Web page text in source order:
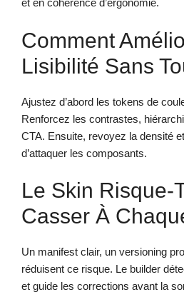
et en cohérence d’ergonomie.
Comment
Lisibilité Sans
Ajustez d’abord les tokens de
Renforcez les contrastes,
CTA. Ensuite, revoyez la densité
d’attaquer les composants.
Le Skin Risque-
Casser À
Un manifest clair, un versioning
réduisent ce risque. Le builder
et guide les corrections avant la